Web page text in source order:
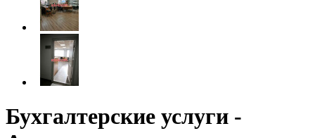
Бухгалтерские услуги -